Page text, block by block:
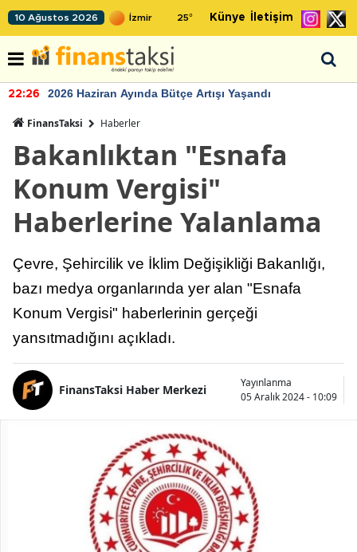
10 Ağustos 2026 25° Künye İletişim
22:26 2026 Haziran Ayında Bütçe Artışı Yaşandı
FinansTaksi Haberler
Bakanlıktan "Esnafa
Konum Vergisi"
Haberlerine Yalanlama
Çevre, Şehircilik ve İklim Değişikliği Bakanlığı,
bazı medya organlarında yer alan "Esnafa
Konum Vergisi" haberlerinin gerçeği
yansıtmadığını açıkladı.
FinansTaksi Haber Merkezi
Yayınlanma
05 Aralık 2024 - 10:09